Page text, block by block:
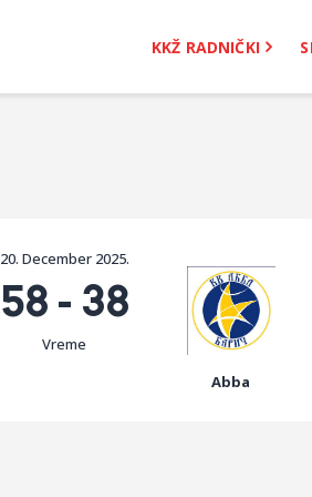
KKŽ RADNIČKI
Abba
20. December 2025.
58 - 38
Vreme